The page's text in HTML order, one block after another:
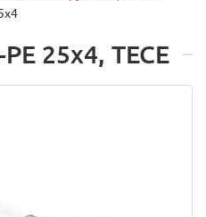
25х4, TECE